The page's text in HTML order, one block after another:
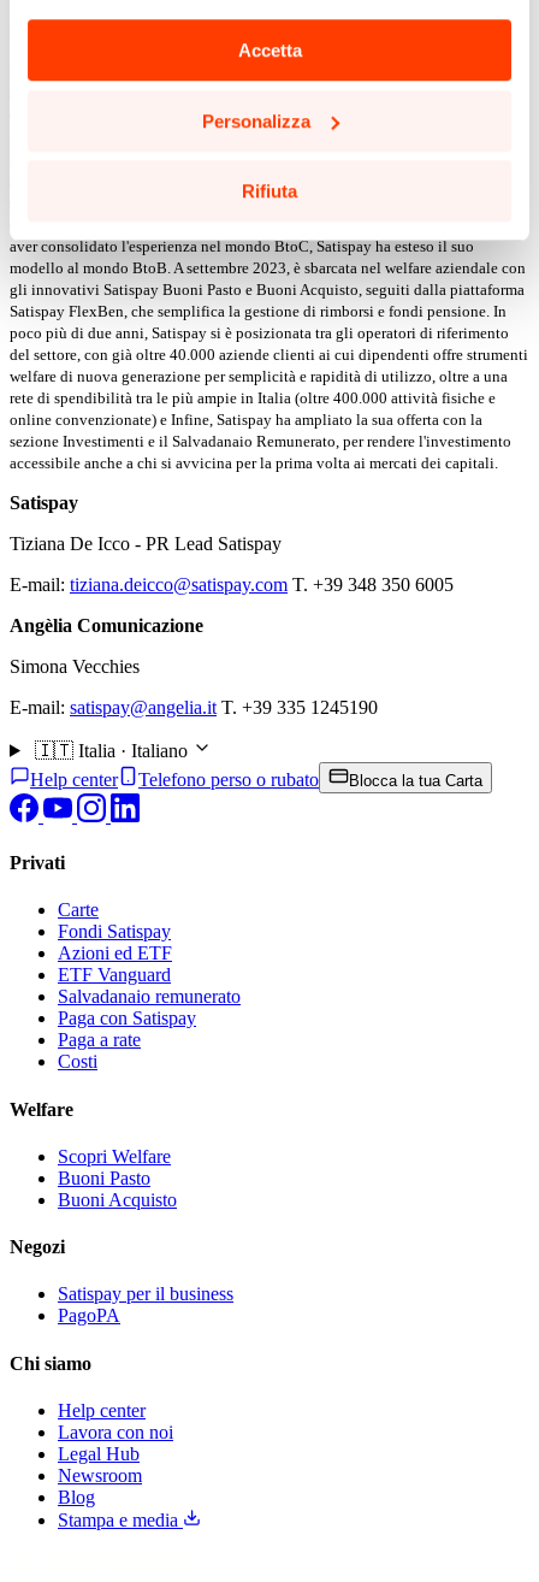
confermare la selezione, cliccando sul pulsante
cliccando sul pulsante in basso a sinistra in qualsiasi
Cookie Policyper saperne di più.
Accetta
Personalizza
Rifiuta
Con una community di 6 milioni di persone in costante crescita, la piattaforma
aggiunto: il programma fedeltà dei punti Satispay, Paga in 3 per dividere le
spese di tutti i giorni in 3 rate senza interessi, ricariche telefoniche, pagamento
aver consolidato l'esperienza nel mondo BtoC, Satispay ha esteso il suo
modello al mondo BtoB. A settembre 2023, è sbarcata nel welfare aziendale con
gli innovativi Satispay Buoni Pasto e Buoni Acquisto, seguiti dalla piattaforma
Satispay FlexBen, che semplifica la gestione di rimborsi e fondi pensione. In
poco più di due anni, Satispay si è posizionata tra gli operatori di riferimento
del settore, con già oltre 40.000 aziende clienti ai cui dipendenti offre strumenti
welfare di nuova generazione per semplicità e rapidità di utilizzo, oltre a una
rete di spendibilità tra le più ampie in Italia (oltre 400.000 attività fisiche e
online convenzionate) e Infine, Satispay ha ampliato la sua offerta con la
sezione Investimenti e il Salvadanaio Remunerato, per rendere l'investimento
accessibile anche a chi si avvicina per la prima volta ai mercati dei capitali.
Satispay
Tiziana De Icco - PR Lead Satispay
E-mail: tiziana.deicco@satispay.com T. +39 348 350 6005
Angèlia Comunicazione
Simona Vecchies
E-mail: satispay@angelia.it T. +39 335 1245190
🇮🇹 Italia · Italiano
Help center
Telefono perso o rubato Blocca la tua Carta
Privati
Carte
Fondi Satispay
Azioni ed ETF
ETF Vanguard
Salvadanaio remunerato
Paga con Satispay
Paga a rate
Costi
Welfare
Scopri Welfare
Buoni Pasto
Buoni Acquisto
Negozi
Satispay per il business
PagoPA
Chi siamo
Help center
Lavora con noi
Legal Hub
Newsroom
Blog
Stampa e media